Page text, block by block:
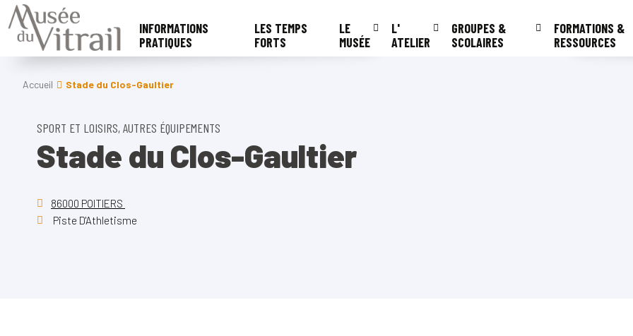
INFORMATIONS
PRATIQUES
LES TEMPS
FORTS
LE
MUSÉE
L'
ATELIER
GROUPES &
SCOLAIRES
FORMATIONS &
RESSOURCES
Accueil Stade du Clos-Gaultier
SPORT ET LOISIRS, AUTRES ÉQUIPEMENTS
Stade du Clos-Gaultier
86000 POITIERS
Piste D'Athletisme